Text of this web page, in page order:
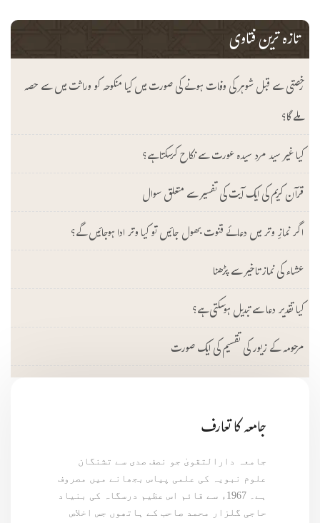
تازہ ترین فتاوی
رخصتی سے قبل شوہر کی وفات ہونے کی صورت میں کیا منکوحہ کو وراثت میں سے حصہ
ملے گا؟
کیا غیر سید مرد سیدہ عورت سے نکاح کرسکتا ہے؟
قرآن کریم کی ایک آیت کی تفسیر سے متعلق سوال
اگر نمازِ وتر میں دعائے قنوت بھول جائیں تو کیا وتر ادا ہوجائیں گے؟
عشاء کی نماز تاخیر سے پڑھنا
کیا تقدیر دعا سے تبدیل ہوسکتی ہے؟
مرحومہ کے زیور کی تقسیم کی ایک صورت
جامعہ کا تعارف
جامعہ دارالتقویٰ جو نصف صدی سے تشنگان
علوم نبویہ کی علمی پیاس بجھانے میں مصروف
ہے۔ 1967ء سے قائم اس عظیم درسگاہ کی بنیاد
حاجی گلزار محمد صاحب کے ہاتھوں جس اخلاص